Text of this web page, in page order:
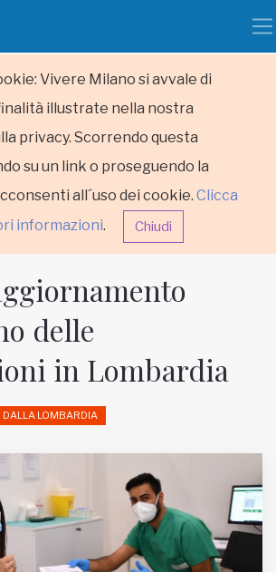
Vivere Milano si avvale di
illustrate nella nostra
privacy. Scorrendo questa
su un link o proseguendo la
all´uso dei cookie. Clicca
informazioni. Chiudi
delle
in Lombardia
DALLA LOMBARDIA